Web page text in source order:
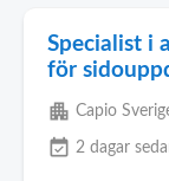
Specialist i
för
apartment Capio
event_available 2 dagar